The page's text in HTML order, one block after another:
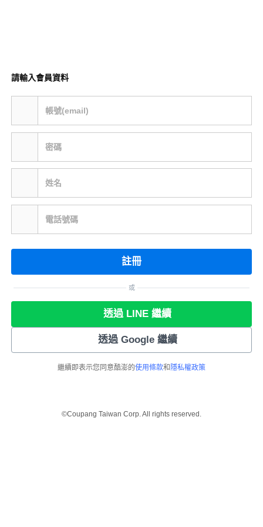
請輸入會員資料
帳號(email)
密碼
姓名
電話號碼
註冊
或
透過 LINE 繼續
透過 Google 繼續
繼續即表示您同意酷澎的使用條款和 隱私權政策
©Coupang Taiwan Corp. All rights reserved.